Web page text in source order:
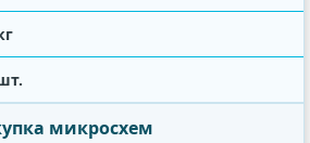
микросхем